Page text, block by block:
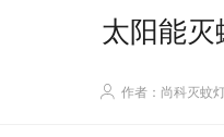
太阳能灭
作者：尚科灭